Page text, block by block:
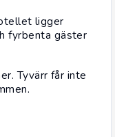
ligger
fyrbenta gäster
Tyvärr får inte